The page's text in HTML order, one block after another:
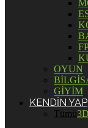
OYUN
GİYİM
KENDİN YAP
Tümü